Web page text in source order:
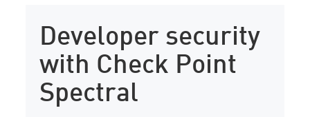
Developer security
with Check Point
Spectral